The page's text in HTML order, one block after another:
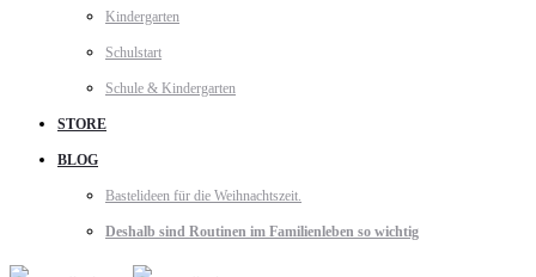
Kindergarten
Schulstart
Schule & Kindergarten
STORE
BLOG
Bastelideen für die Weihnachtszeit.
Deshalb sind Routinen im Familienleben so wichtig